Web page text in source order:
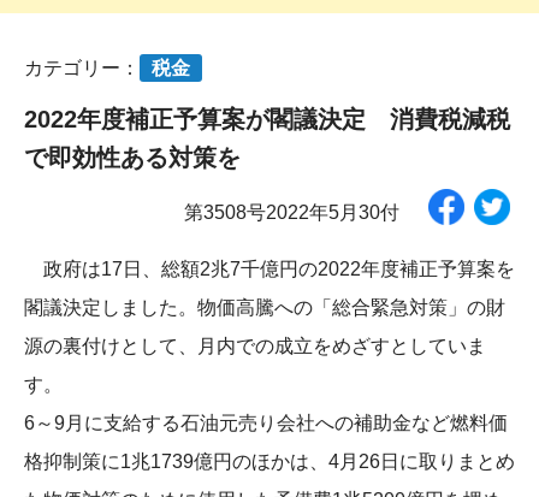
カテゴリー： 税金
2022年度補正予算案が閣議決定 消費税減税
で即効性ある対策を
第3508号2022年5月30付
政府は17日、総額2兆7千億円の2022年度補正予算案を
閣議決定しました。物価高騰への「総合緊急対策」の財
源の裏付けとして、月内での成立をめざすとしていま
す。
6～9月に支給する石油元売り会社への補助金など燃料価
格抑制策に1兆1739億円のほかは、4月26日に取りまとめ